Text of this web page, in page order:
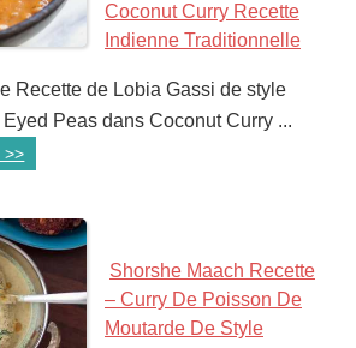
Coconut Curry Recette
Indienne Traditionnelle
Recette de Lobia Gassi de style
Peas dans Coconut Curry ...
>>
Shorshe Maach Recette
– Curry De Poisson De
Moutarde De Style